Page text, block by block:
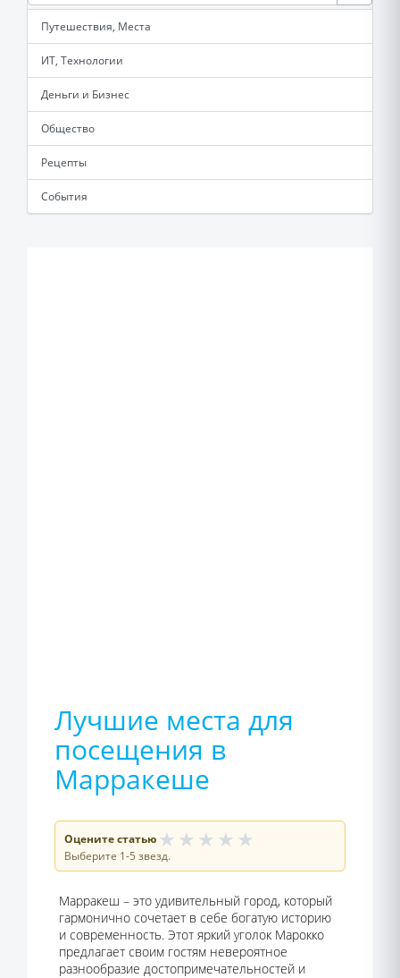
Путешествия, Места
ИТ, Технологии
Деньги и Бизнес
Общество
Рецепты
События
Лучшие места для
посещения в
Марракеше
Оцените статью ★ ★ ★ ★ ★
Выберите 1-5 звезд.
Марракеш – это удивительный город, который
гармонично сочетает в себе богатую историю
и современность. Этот яркий уголок Марокко
предлагает своим гостям невероятное
разнообразие достопримечательностей и